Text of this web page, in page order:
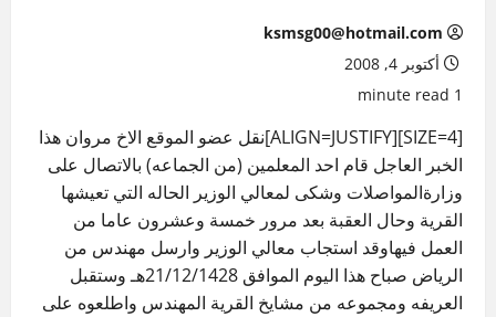
ksmsg00@hotmail.com
أكتوبر 4, 2008
1 minute read
[SIZE=4][ALIGN=JUSTIFY]نقل عضو الموقع الاخ مروان هذا
الخبر العاجل قام احد المعلمين (من الجماعه) بالاتصال على
وزارةالمواصلات وشكى لمعالي الوزير الحاله التي تعيشها
القرية وحال العقبة بعد مرور خمسة وعشرون عاما من
العمل فيهاوقد استجاب معالي الوزير وارسل مهندس من
الرياض صباح هذا اليوم الموافق 21/12/1428هـ وستقبل
العريفه ومجموعه من مشايخ القرية المهندس واطلعوه على